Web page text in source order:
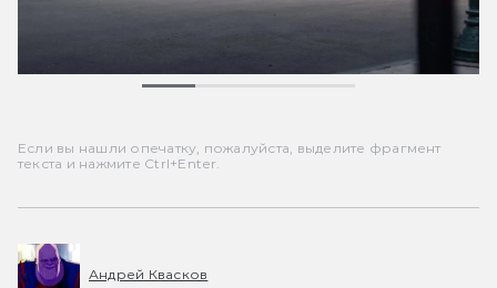
Если вы нашли опечатку, пожалуйста, выделите фрагмент
текста и нажмите Ctrl+Enter.
Андрей Квасков